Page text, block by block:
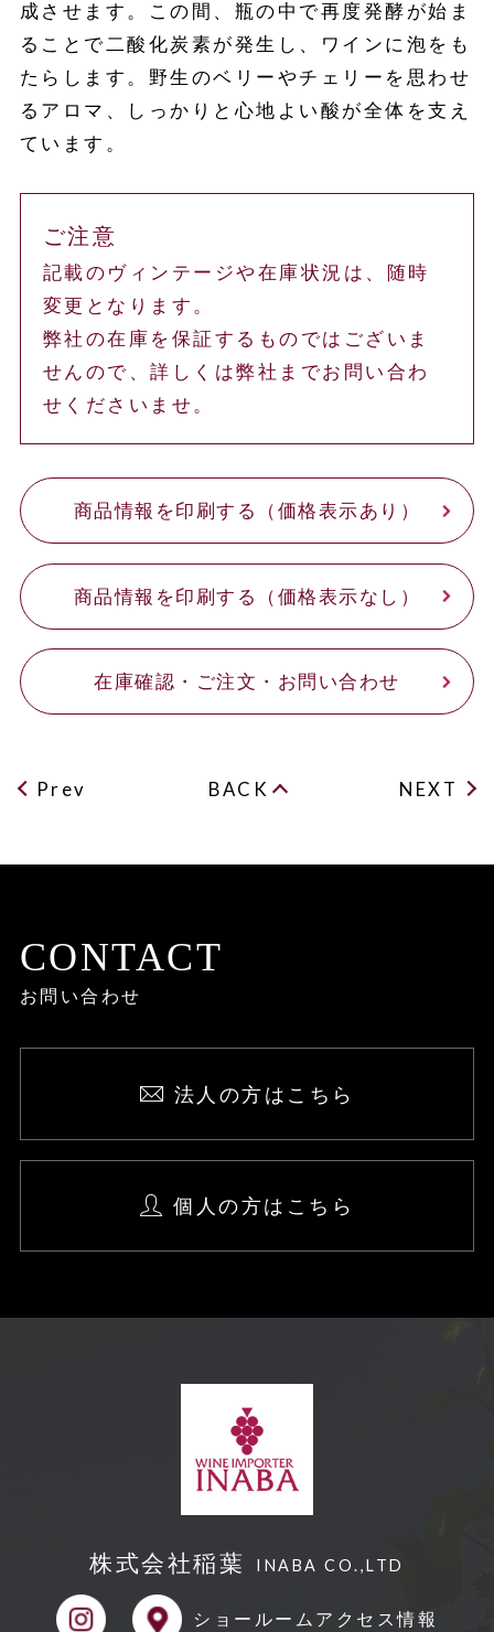
成させます。この間、瓶の中で再度発酵が始ま
ることで二酸化炭素が発生し、ワインに泡をも
たらします。野生のベリーやチェリーを思わせ
るアロマ、しっかりと心地よい酸が全体を支え
ています。
ご注意
記載のヴィンテージや在庫状況は、随時
変更となります。
弊社の在庫を保証するものではございま
せんので、詳しくは弊社までお問い合わ
せくださいませ。
商品情報を印刷する（価格表示あり）
商品情報を印刷する（価格表示なし）
在庫確認・ご注文・お問い合わせ
Prev BACK NEXT
CONTACT
お問い合わせ
法人の方はこちら
個人の方はこちら
株式会社稲葉 INABA CO.,LTD
ショールーム アクセス情報